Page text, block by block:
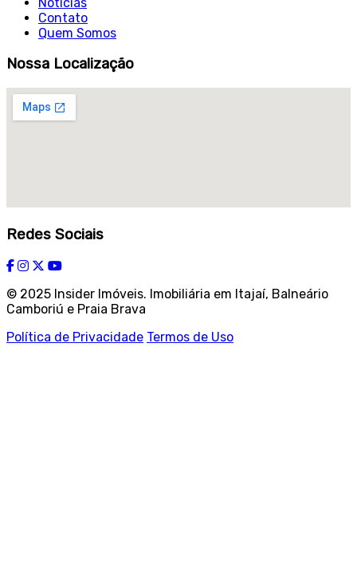
Contato
Quem Somos
Nossa Localização
Redes Sociais
© 2025 Insider Imóveis. Imobiliária em Itajaí, Balneário
Camboriú e Praia Brava
Política de Privacidade Termos de Uso